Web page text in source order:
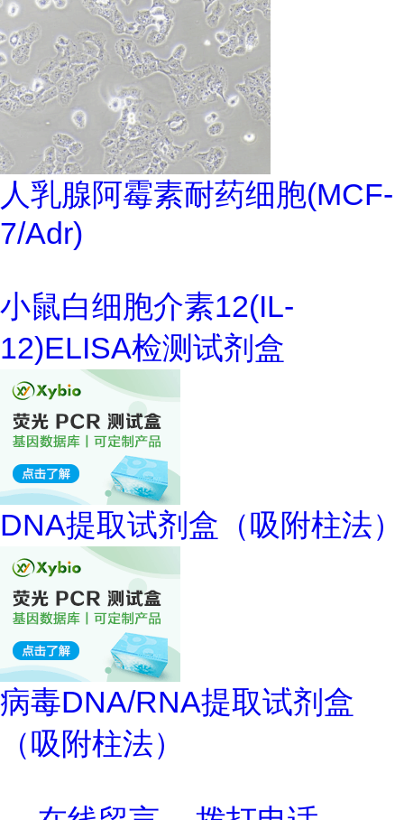
人乳腺阿霉素耐药细胞(MCF-
7/Adr)
小鼠白细胞介素12(IL-
12)ELISA检测试剂盒
DNA提取试剂盒（吸附柱法）
病毒DNA/RNA提取试剂盒
（吸附柱法）